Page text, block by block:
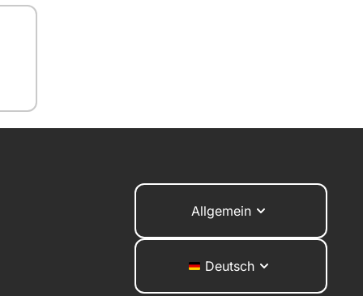
Allgemein
Deutsch